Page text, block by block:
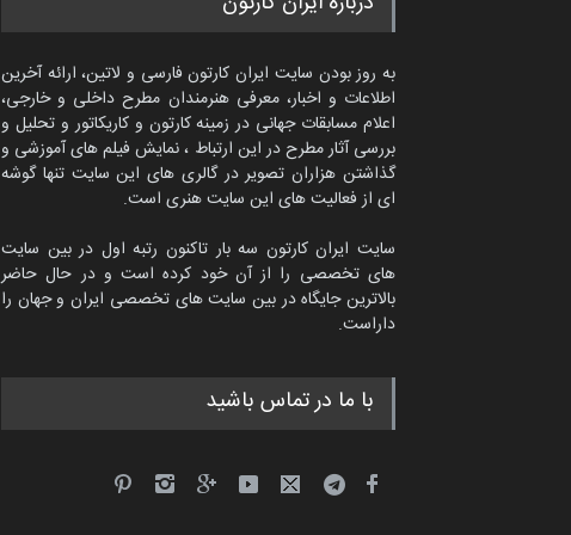
به روز بودن سایت ایران کارتون فارسی و لاتین، ارائه آخرین
اطلاعات و اخبار، معرفی هنرمندان مطرح داخلی و خارجی،
اعلام مسابقات جهانی در زمینه کارتون و کاریکاتور و تحلیل و
بررسی آثار مطرح در این ارتباط ، نمایش فیلم های آموزشی و
گذاشتن هزاران تصویر در گالری های این سایت تنها گوشه
ای از فعالیت های این سایت هنری است.
سایت ایران کارتون سه بار تاکنون رتبه اول در بین سایت
های تخصصی را از آن خود کرده است و در حال حاضر
بالاترین جایگاه در بین سایت های تخصصی ایران و جهان را
داراست.
با ما در تماس باشید
ماتیاس تولسا از اسپانیا
کاریکاتور